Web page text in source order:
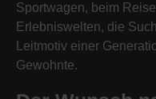
Sportwagen, beim
Erlebniswelten, die
Leitmotiv einer
Gewohnte.